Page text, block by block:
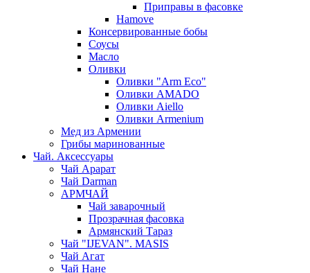
Приправы в фасовке
Hamove
Консервированные бобы
Соусы
Масло
Оливки
Оливки "Arm Eco"
Оливки AMADO
Оливки Aiello
Оливки Armenium
Мед из Армении
Грибы маринованные
Чай. Аксессуары
Чай Арарат
Чай Darman
АРМЧАЙ
Чай заварочный
Прозрачная фасовка
Армянский Тараз
Чай "IJEVAN". MASIS
Чай Агат
Чай Нане